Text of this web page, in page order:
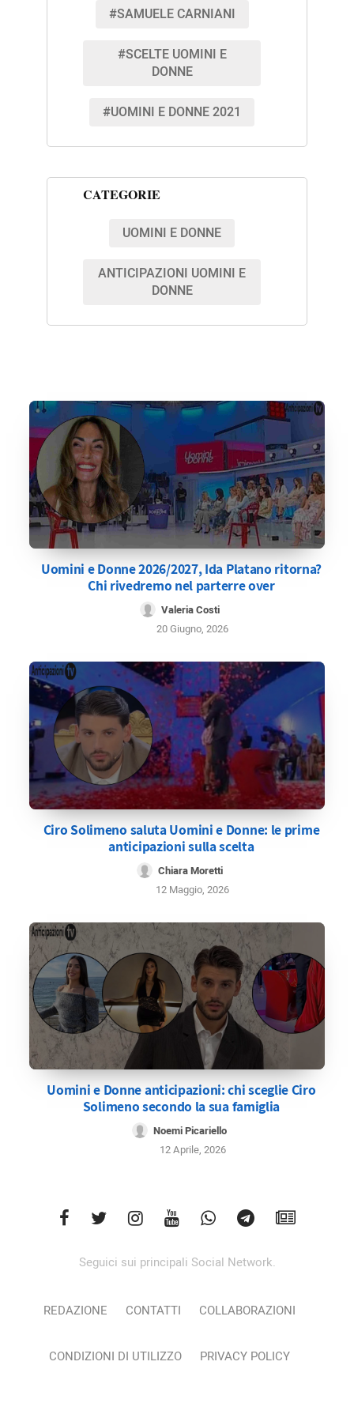
#SAMUELE CARNIANI
#SCELTE UOMINI E
DONNE
#UOMINI E DONNE 2021
CATEGORIE
UOMINI E DONNE
ANTICIPAZIONI UOMINI E
DONNE
Uomini e Donne 2026/2027, Ida Platano ritorna?
Chi rivedremo nel parterre over
Valeria Costi
20 Giugno, 2026
Ciro Solimeno saluta Uomini e Donne: le prime
anticipazioni sulla scelta
Chiara Moretti
12 Maggio, 2026
Uomini e Donne anticipazioni: chi sceglie Ciro
Solimeno secondo la sua famiglia
Noemi Picariello
12 Aprile, 2026
Seguici sui principali Social Network.
REDAZIONE CONTATTI COLLABORAZIONI
CONDIZIONI DI UTILIZZO PRIVACY POLICY